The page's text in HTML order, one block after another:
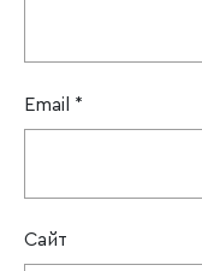
Email *
Сайт